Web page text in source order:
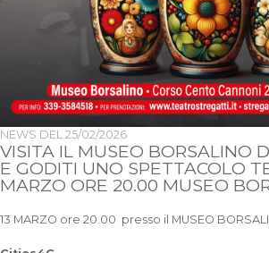
NEWS DEL 25/02/2026
VISITA IL MUSEO BORSALINO
E GODITI UNO SPETTACOLO
MARZO ORE 20.00 MUSEO
13 MARZO ore 20.00 presso il MUSEO